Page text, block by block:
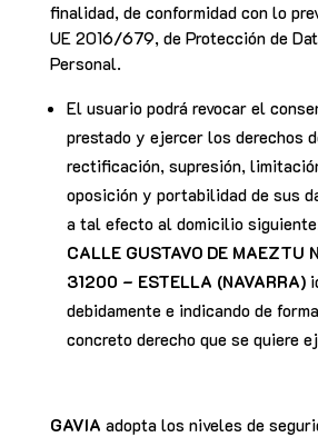
finalidad, de conformidad con lo
UE 2016/679, de Protección de
Personal.
El usuario podrá revocar el
prestado y ejercer los derechos
rectificación, supresión,
oposición y portabilidad de sus
a tal efecto al domicilio
CALLE GUSTAVO DE MAEZTU
31200 – ESTELLA (NAVARRA)
debidamente e indicando de
concreto derecho que se quiere
GAVIA adopta los niveles de